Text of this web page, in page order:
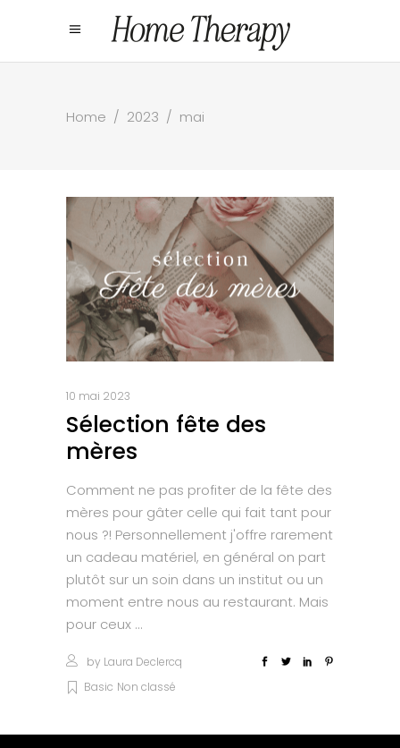
Home / 2023 / mai
10 mai 2023
Sélection fête des
mères
Comment ne pas profiter de la fête des
mères pour gâter celle qui fait tant pour
nous ?! Personnellement j'offre rarement
un cadeau matériel, en général on part
plutôt sur un soin dans un institut ou un
moment entre nous au restaurant. Mais
pour ceux
by Laura Declercq
Basic Non classé